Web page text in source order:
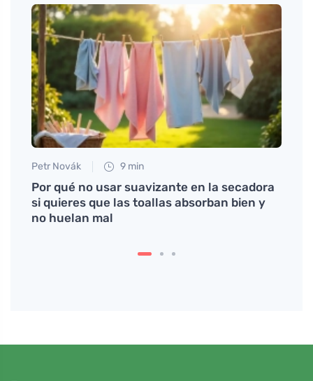
Petr Novák 9 min
Por qué no usar suavizante en la secadora
si quieres que las toallas absorban bien y
no huelan mal